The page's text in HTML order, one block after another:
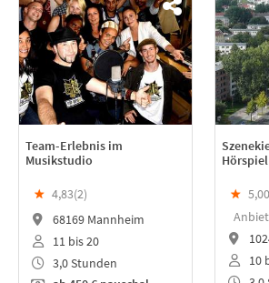
Team-Erlebnis im
Musikstudio
★ 4,83(2)
68169 Mannheim
11 bis 20
3,0 Stunden
★
10